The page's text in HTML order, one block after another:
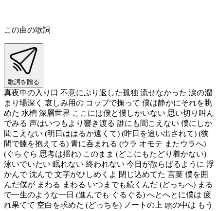
この曲の歌詞
歌詞を贈る
真夜中の入り口 不意にぶり返した孤独 流せなかった 涙の溜
まり場深く 哀しみ用の コップで掬って 僕は静かにそれを眺
めた 水槽 深層世界 ここには僕と僕しかいない 思い切り叫ん
でみる 声はいつもより響き渡る 誰にも聞こえない 僕にしか
聞こえない (明日ははるか遠くて) (昨日を追い出されて) (狭
間で膝を抱えてる) 青に呑まれる (ウラ オモテ またウラへ)
(ぐらぐら 思考は揺れ) このまま (どこにもたどり着かない)
泳いでいたい 眠れない 終われない 今日が散らばるように 浮
かんで 沈んで 文字がひしめくよ 閉じ込めてた 言葉 僕を囲
んだ僕が まわる まわる いつまでも続くんだ (どっちへ) まる
で一生のような一日 (進んでも ぐるぐる) へとへとに僕は 疲
れ果てて 空白を求めた (どっちを) ノートの上 頭の中は もう